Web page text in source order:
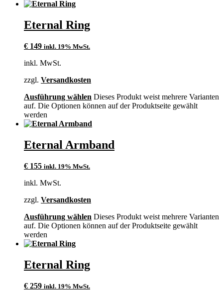
Eternal Ring
€ 149 inkl. 19% MwSt.
inkl. MwSt.
zzgl. Versandkosten
Ausführung wählen Dieses Produkt weist mehrere Varianten
auf. Die Optionen können auf der Produktseite gewählt
werden
Eternal Armband
€ 155 inkl. 19% MwSt.
inkl. MwSt.
zzgl. Versandkosten
Ausführung wählen Dieses Produkt weist mehrere Varianten
auf. Die Optionen können auf der Produktseite gewählt
werden
Eternal Ring
€ 259 inkl. 19% MwSt.